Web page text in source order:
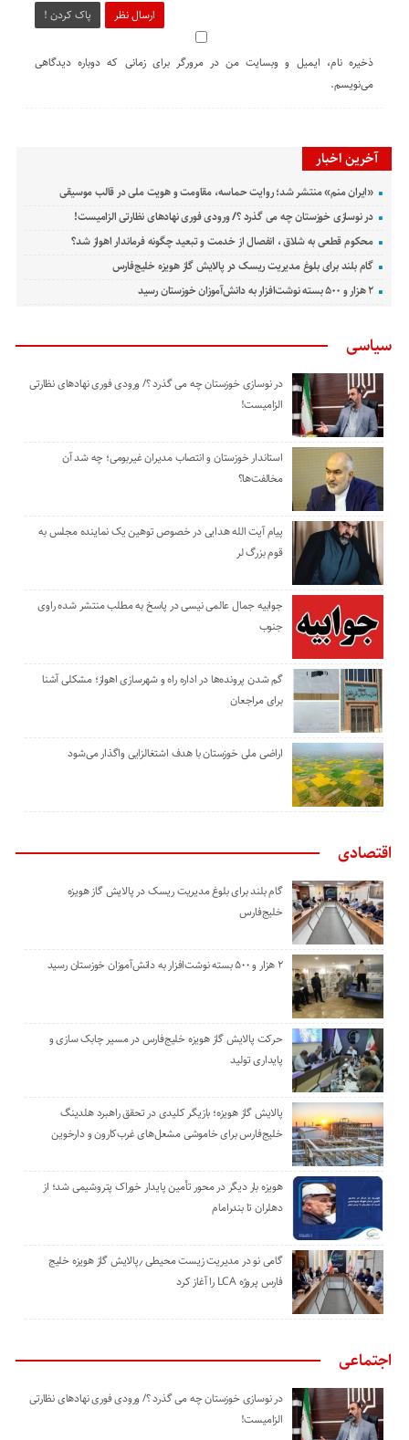
ارسال نظر پاک کردن !
ذخیره نام، ایمیل و وبسایت من در مرورگر برای زمانی که دوباره دیدگاهی
می‌نویسم.
آخرین اخبار
«ایران منم» منتشر شد؛ روایت حماسه، مقاومت و هویت ملی در قالب موسیقی
در نوسازی خوزستان چه می گذرد ؟/ ورودی فوری نهادهای نظارتی الزامیست!
محکوم قطعی به شلاق ، انفصال از خدمت و تبعید چگونه فرماندار اهواز شد؟
گام بلند برای بلوغ مدیریت ریسک در پالایش گاز هویزه خلیج‌فارس
۲ هزار و ۵۰۰ بسته نوشت‌افزار به دانش‌آموزان خوزستان رسید
سیاسی
در نوسازی خوزستان چه می گذرد ؟/ ورودی فوری نهادهای نظارتی
الزامیست!
استاندار خوزستان و انتصاب مدیران غیربومی؛ چه شد آن
مخالفت‌ها؟
پیام آیت الله هدایی در خصوص توهین یک نماینده مجلس به
قوم بزرگ لر
جوابیه جمال عالمی نیسی در پاسخ به مطلب منتشر شده راوی
جنوب
گم شدن پرونده‌ها در اداره راه و شهرسازی اهواز؛ مشکلی آشنا
برای مراجعان
اراضی ملی خوزستان با هدف اشتغالزایی واگذار می‌شود
اقتصادی
گام بلند برای بلوغ مدیریت ریسک در پالایش گاز هویزه
خلیج‌فارس
۲ هزار و ۵۰۰ بسته نوشت‌افزار به دانش‌آموزان خوزستان رسید
حرکت پالایش گاز هویزه خلیج‌فارس در مسیر چابک سازی و
پایداری تولید
پالایش گاز هویزه؛ بازیگر کلیدی در تحقق راهبرد هلدینگ
خلیج‌فارس برای خاموشی مشعل‌های غرب‌کارون و دارخوین
هویزه بار دیگر در محور تأمین پایدار خوراک پتروشیمی شد؛ از
دهلران تا بندرامام
گامی نو در مدیریت زیست ‌محیطی ٫پالایش گاز هویزه خلیج
‌فارس پروژه LCA را آغاز کرد
اجتماعی
در نوسازی خوزستان چه می گذرد ؟/ ورودی فوری نهادهای نظارتی
الزامیست!